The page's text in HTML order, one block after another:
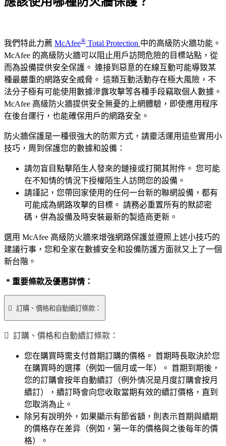
應該使用哪種防火牆保護？
我們特此力薦 McAfee®Total Protection
中的高級防火牆功能。
McAfee 的高級防火牆可以阻止用戶訪問危險的目標站點，從
而為設備提供安全保護。 連接到惡意的在線互動可能導致某
種最嚴重的網路安全威脅。 這類互動活動存在極大風險，不
法分子極有可能使用數據滲露攻擊等各種手段竊取個人數據。
McAfee 高級防火牆提供安全無憂的上網體驗，即使應用程序
在後台運行，也能確保用戶的網路安全。
防火牆保護是一種很強大的防禦方式，請靈活運用這些實用小
技巧，周到保護您的數據和設備：
請勿盲目點擊陌生人發來的鏈接或打開其附件。 您可能
在不知情的情況下授權陌生人訪問您的設備。
請謹記，您帶回家使用的任何一台新的聯網設備，都有
可能成為網路攻擊的目標。 請務必重置所有的默認密
碼，併為設備及時安裝最新的製造商更新。
選用 McAfee 高級防火牆來增強網路保護並遵照上述小技巧的
建議行事，您和全家在數據安全和設備防護方面就又上了一個
新台階。
* 重要條款及優惠詳情：
您在購買時需支付首期訂購的價格。 首期時長取決於您
在購買時的選擇（例如一個月或一年）。 首期到期後，
您的訂購會按年自動續訂（例外情况是月度訂購會按月
續訂），續訂時會向您收取當期有效的續訂價格，直到
您取消為止。
除另有說明外，如果顯示有節省額，則表示首期與續期
的價格存在差异（例如，第一年的價格與之後每年的價
格）。
價格可能隨時變動。 如果續訂價格發生變動，我們會提